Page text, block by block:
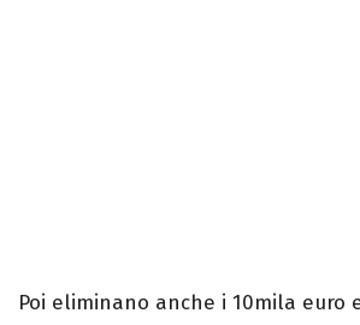
Poi eliminano anche i 10mila euro